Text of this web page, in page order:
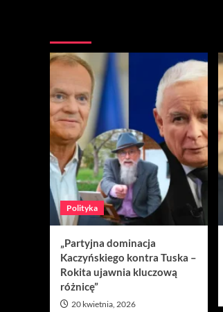
Polityka
„Partyjna dominacja
Kaczyńskiego kontra Tuska –
Rokita ujawnia kluczową
różnicę”
20 kwietnia, 2026